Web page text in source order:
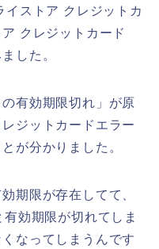
ストア クレジットカ
クレジットカード
した。
有効期限切れ」が原
ジットカードエラー
が分かりました。
期限が存在してて、
効期限が切れてしま
なってしまうんです